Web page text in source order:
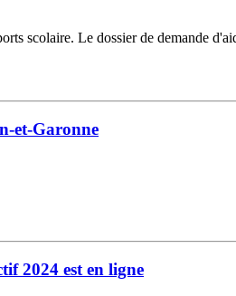
scolaire. Le dossier de demande
et-Garonne
2024 est en ligne